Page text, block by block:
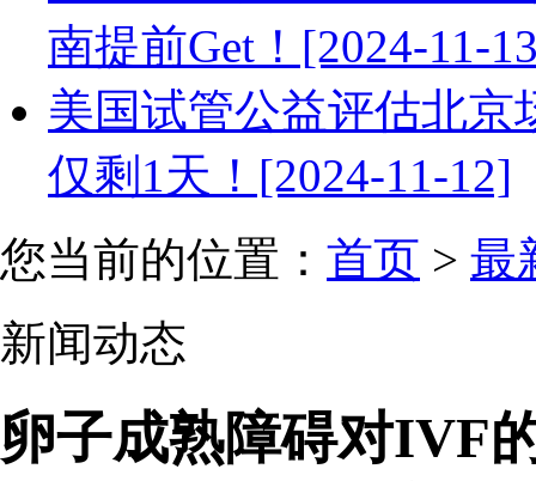
南提前Get！[2024-11-
美国试管公益评估北京
仅剩1天！[2024-11-12]
您当前的位置： 首页 > 最
新闻动态
卵子成熟障碍对IVF